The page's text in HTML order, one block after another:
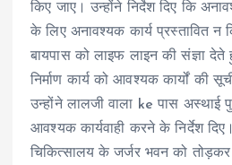
किए जाए। उन्होंने निर्देश दिए कि
के लिए अनावश्यक कार्य प्रस्तावित न
बायपास को लाइफ लाइन की संज्ञा देते
निर्माण कार्य को आवश्यक कार्यों की
उन्होंने लालजी वाला ke पास अस्थाई
आवश्यक कार्यवाही करने के निर्देश
चिकित्सालय के जर्जर भवन को